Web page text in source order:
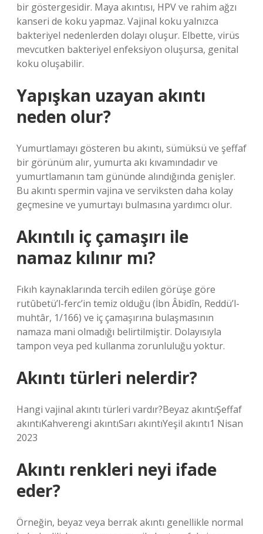
bir göstergesidir. Maya akıntısı, HPV ve rahim ağzı
kanseri de koku yapmaz. Vajinal koku yalnızca
bakteriyel nedenlerden dolayı oluşur. Elbette, virüs
mevcutken bakteriyel enfeksiyon oluşursa, genital
koku oluşabilir.
Yapışkan uzayan akıntı
neden olur?
Yumurtlamayı gösteren bu akıntı, sümüksü ve şeffaf
bir görünüm alır, yumurta akı kıvamındadır ve
yumurtlamanın tam gününde alındığında genişler.
Bu akıntı spermin vajina ve serviksten daha kolay
geçmesine ve yumurtayı bulmasına yardımcı olur.
Akıntılı iç çamaşırı ile
namaz kılınır mı?
Fıkıh kaynaklarında tercih edilen görüşe göre
rutûbetü’l-ferc’in temiz olduğu (İbn Âbidîn, Reddü’l-
muhtâr, 1/166) ve iç çamaşırına bulaşmasının
namaza mani olmadığı belirtilmiştir. Dolayısıyla
tampon veya ped kullanma zorunluluğu yoktur.
Akıntı türleri nelerdir?
Hangi vajinal akıntı türleri vardır?Beyaz akıntıŞeffaf
akıntıKahverengi akıntıSarı akıntıYeşil akıntı1 Nisan
2023
Akıntı renkleri neyi ifade
eder?
Örneğin, beyaz veya berrak akıntı genellikle normal